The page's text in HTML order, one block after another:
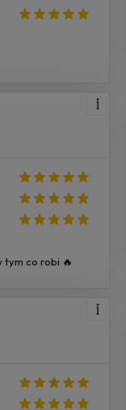
tym co robi 🔥